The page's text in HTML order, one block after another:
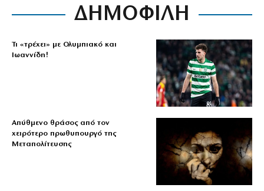
ΔΗΜΟΦΙΛΗ
Τι «τρέχει» με Ολυμπιακό και
Ιωαννίδη!
Απύθμενο θράσος από τον
χειρότερο πρωθυπουργό της
Μεταπολίτευσης